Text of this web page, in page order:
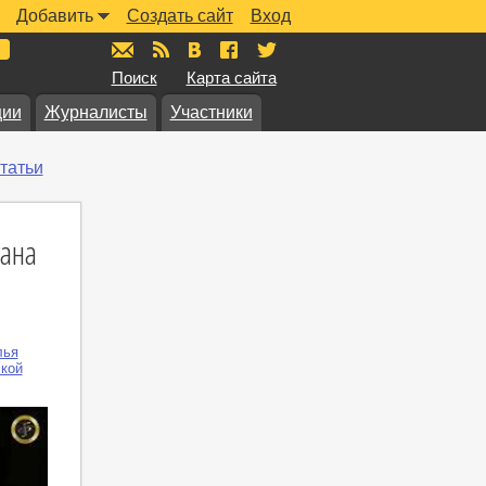
Вход
Создать сайт
Добавить
Поиск Карта сайта
Журналисты Участники